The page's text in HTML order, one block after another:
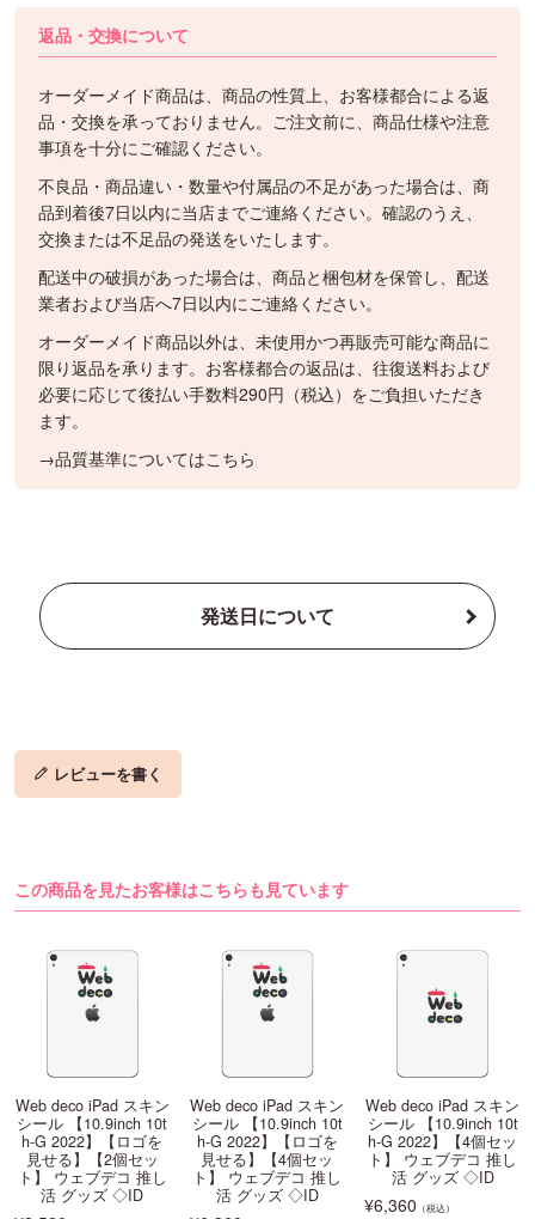
返品・交換について
オーダーメイド商品は、商品の性質上、お客様都合による返
品・交換を承っておりません。ご注文前に、商品仕様や注意
事項を十分にご確認ください。
不良品・商品違い・数量や付属品の不足があった場合は、商
品到着後7日以内に当店までご連絡ください。確認のうえ、
交換または不足品の発送をいたします。
配送中の破損があった場合は、商品と梱包材を保管し、配送
業者および当店へ7日以内にご連絡ください。
オーダーメイド商品以外は、未使用かつ再販売可能な商品に
限り返品を承ります。お客様都合の返品は、往復送料および
必要に応じて後払い手数料290円（税込）をご負担いただき
ます。
→品質基準についてはこちら
発送日について
レビューを書く
この商品を見たお客様はこちらも見ています
Web deco iPad スキン
シール 【10.9inch 10t
h-G 2022】【ロゴを
見せる】【2個セッ
ト】 ウェブデコ 推し
活 グッズ ◇ID
Web deco iPad スキン
シール 【10.9inch 10t
h-G 2022】【ロゴを
見せる】【4個セッ
ト】 ウェブデコ 推し
活 グッズ ◇ID
Web deco iPad スキン
シール 【10.9inch 10t
h-G 2022】【4個セッ
ト】 ウェブデコ 推し
活 グッズ ◇ID
¥6,360 （税込）